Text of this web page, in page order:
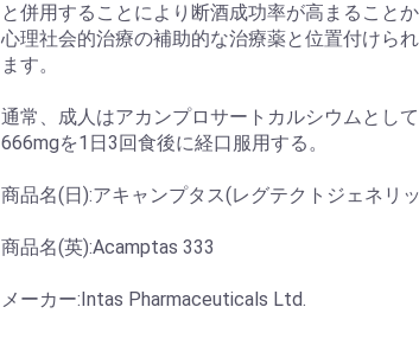
と併用することにより断酒成功率が高まることか
心理社会的治療の補助的な治療薬と位置付けら
ます。
通常、成人はアカンプロサートカルシウムとして
666mgを1日3回食後に経口服用する。
商品名(日):アキャンプタス(レグテクトジェネリ
商品名(英):Acamptas 333
メーカー:Intas Pharmaceuticals Ltd.